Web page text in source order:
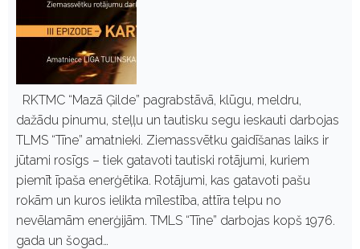
RKTMC “Mazā Ģilde” pagrabstāvā, klūgu, meldru,
dažādu pinumu, steļļu un tautisku segu ieskauti darbojas
TLMS “Tīne” amatnieki. Ziemassvētku gaidīšanas laiks ir
jūtami rosīgs – tiek gatavoti tautiski rotājumi, kuriem
piemīt īpaša enerģētika. Rotājumi, kas gatavoti pašu
rokām un kuros ielikta mīlestība, attīra telpu no
nevēlamām enerģijām. TMLS “Tīne” darbojas kopš 1976.
gada un šogad…